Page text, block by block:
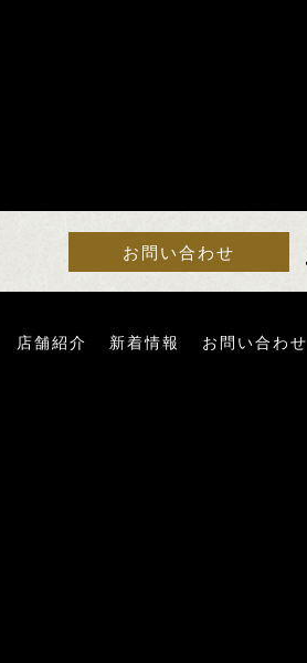
お問い合わせ
店舗紹介 新着情報
お問い合わせ